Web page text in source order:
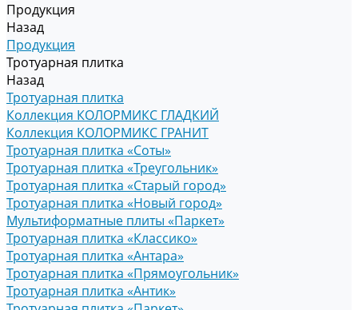
Продукция
Назад
Продукция
Тротуарная плитка
Назад
Тротуарная плитка
Коллекция КОЛОРМИКС ГЛАДКИЙ
Коллекция КОЛОРМИКС ГРАНИТ
Тротуарная плитка «Соты»
Тротуарная плитка «Треугольник»
Тротуарная плитка «Старый город»
Тротуарная плитка «Новый город»
Мультиформатные плиты «Паркет»
Тротуарная плитка «Классико»
Тротуарная плитка «Антара»
Тротуарная плитка «Прямоугольник»
Тротуарная плитка «Антик»